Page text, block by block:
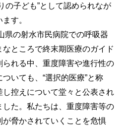
の子ども”として認められなが
す。
の射水市民病院での呼吸器
ところで終末期医療のガイド
れる中、重度障害や進行性の
いても、“選択的医療”と称
し控えについて堂々と公表され
た。私たちは、重度障害等の
脅かされていくことを危惧